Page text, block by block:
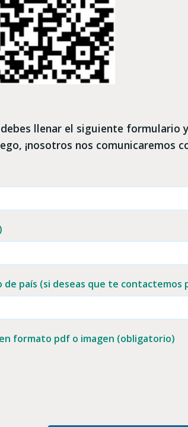
llenar el siguiente
¡nosotros nos comunicaremos
país (si deseas que te contactemos
formato pdf o imagen (obligatorio)